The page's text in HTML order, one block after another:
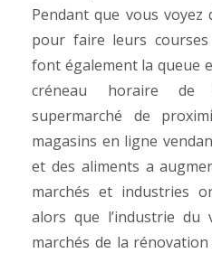
Pendant que vous
pour faire leurs
font également la queue
créneau horaire de
supermarché de
magasins en ligne
et des aliments a
marchés et industries
alors que l’industrie du
marchés de la